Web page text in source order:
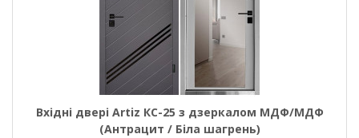
Вхідні двері Artiz КС-25 з дзеркалом МДФ/МДФ
(Антрацит / Біла шагрень)